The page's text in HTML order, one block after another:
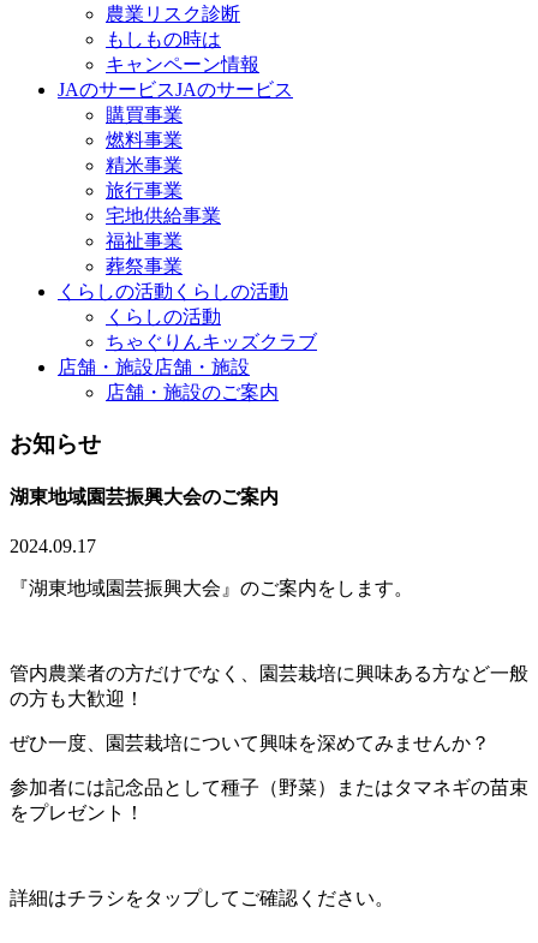
農業リスク診断
もしもの時は
キャンペーン情報
JAのサービスJAのサービス
購買事業
燃料事業
精米事業
旅行事業
宅地供給事業
福祉事業
葬祭事業
くらしの活動 くらしの活動
くらしの活動
ちゃぐりんキッズクラブ
店舗・施設店舗・施設
店舗・施設のご案内
お知らせ
湖東地域園芸振興大会のご案内
2024.09.17
『湖東地域園芸振興大会』のご案内をします。
管内農業者の方だけでなく、園芸栽培に興味ある方など一般
の方も大歓迎！
ぜひ一度、園芸栽培について興味を深めてみませんか？
参加者には記念品として種子（野菜）またはタマネギの苗束
をプレゼント！
詳細はチラシをタップしてご確認ください。